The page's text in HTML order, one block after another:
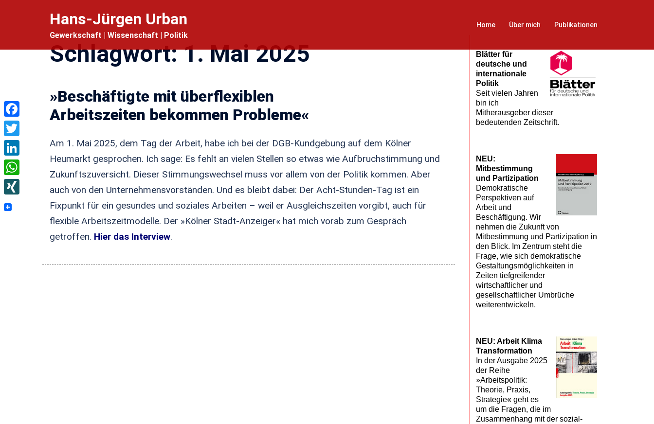
Hans-Jürgen Urban
Gewerkschaft | Wissenschaft | Politik
Home Über mich Publikationen
Schlagwort:1. Mai 2025
»Beschäftigte mit überflexiblen
Arbeitszeiten bekommen Probleme«
Am 1. Mai 2025, dem Tag der Arbeit, habe ich bei der DGB-Kundgebung auf dem Kölner
Heumarkt gesprochen. Ich sage: Es fehlt an vielen Stellen so etwas wie Aufbruchstimmung und
Zukunftszuversicht. Dieser Stimmungswechsel muss vor allem von der Politik kommen. Aber
auch von den Unternehmensvorständen. Und es bleibt dabei: Der Acht-Stunden-Tag ist ein
Fixpunkt für ein gesundes und soziales Arbeiten – weil er Ausgleichszeiten vorgibt, auch für
flexible Arbeitszeitmodelle. Der »Kölner Stadt-Anzeiger« hat mich vorab zum Gespräch
getroffen. Hier das Interview.
Blätter für
deutsche und
internationale
Politik
Seit vielen Jahren
bin ich
Mitherausgeber dieser
bedeutenden Zeitschrift.
NEU:
Mitbestimmung
und Partizipation
Demokratische
Perspektiven auf
Arbeit und
Beschäftigung. Wir
nehmen die Zukunft von
Mitbestimmung und Partizipation in
den Blick. Im Zentrum steht die
Frage, wie sich demokratische
Gestaltungsmöglichkeiten in
Zeiten tiefgreifender
wirtschaftlicher und
gesellschaftlicher Umbrüche
weiterentwickeln.
NEU: Arbeit Klima
Transformation
In der Ausgabe 2025
der Reihe
»Arbeitspolitik:
Theorie, Praxis,
Strategie« geht es
um die Fragen, die im
Zusammenhang mit der sozial-
Facebook
Twitter
LinkedIn
WhatsApp
XING